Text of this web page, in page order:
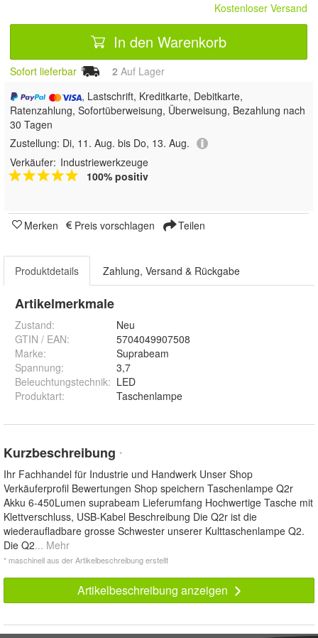
Kostenloser Versand
In den Warenkorb
Sofort lieferbar 2 Auf Lager
, Lastschrift, Kreditkarte, Debitkarte,
Ratenzahlung, Sofortüberweisung, Überweisung, Bezahlung nach
30 Tagen
Zustellung: Di, 11. Aug. bis Do, 13. Aug.
Verkäufer: Industriewerkzeuge
100% positiv
Merken Preis vorschlagen Teilen
Produktdetails Zahlung, Versand & Rückgabe
Artikelmerkmale
Zustand:
Neu
GTIN / EAN:
5704049907508
Marke:
Suprabeam
Spannung:
3,7
Beleuchtungstechnik: LED
Produktart: Taschenlampe
Kurzbeschreibung *
Ihr Fachhandel für Industrie und Handwerk Unser Shop
Verkäuferprofil Bewertungen Shop speichern Taschenlampe Q2r
Akku 6-450Lumen suprabeam Lieferumfang Hochwertige Tasche mit
Klettverschluss, USB-Kabel Beschreibung Die Q2r ist die
wiederaufladbare grosse Schwester unserer Kulttaschenlampe Q2.
Die Q2... Mehr
* maschinell aus der Artikelbeschreibung erstellt
Artikelbeschreibung anzeigen